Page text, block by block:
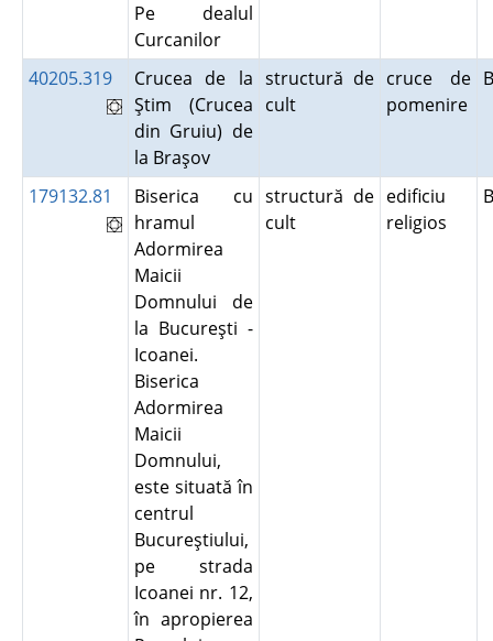
Pe dealul
Curcanilor
40205.319
Crucea de la
Ştim (Crucea
din Gruiu) de
la Braşov
structură de
cult
cruce de
pomenire
179132.81
Biserica cu
hramul
Adormirea
Maicii
Domnului de
la Bucureşti -
Icoanei.
Biserica
Adormirea
Maicii
Domnului,
este situată în
centrul
Bucureştiului,
pe strada
Icoanei nr. 12,
în apropierea
structură de
cult
edificiu
religios